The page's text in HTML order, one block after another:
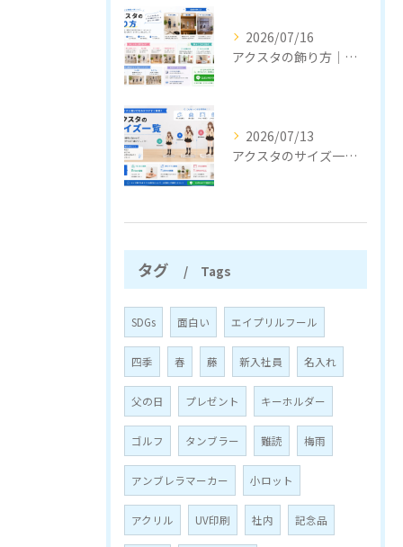
2026/07/16
アクスタの飾り方｜おしゃれに見せるコツと収納のポイント
2026/07/13
アクスタのサイズ一覧｜定番サイズと選び方をわかりやすく解説
タグ Tags
SDGs 面白い エイプリルフール
四季 春 藤 新入社員 名入れ
父の日 プレゼント キーホルダー
ゴルフ タンブラー 難読 梅雨
アンブレラマーカー 小ロット
アクリル UV印刷 社内 記念品